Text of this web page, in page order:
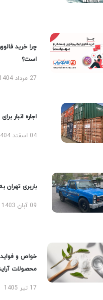
چرا خرید
است؟
27 مرداد 1404
اجاره انبار
04 اسفند 1404
باربری تهران
09 آبان 1403
خواص و فواید
محصولات
17 تیر 1405